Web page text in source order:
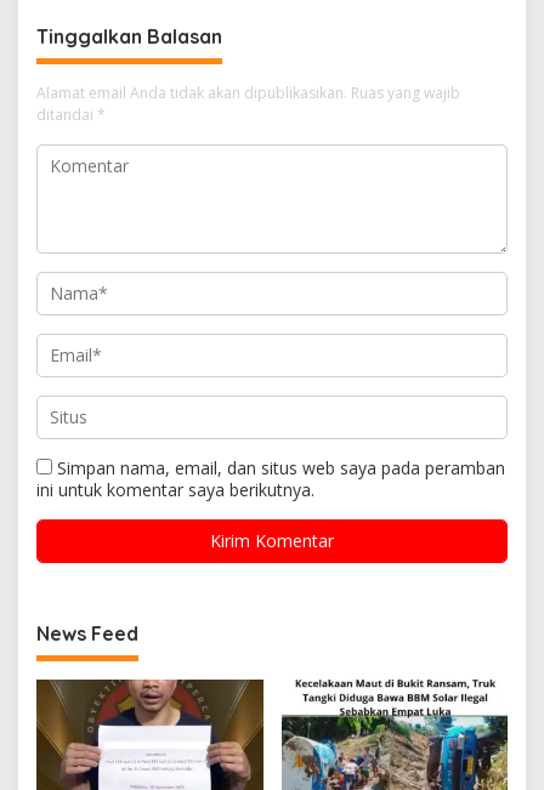
Tinggalkan Balasan
Alamat email Anda tidak akan dipublikasikan. Ruas yang wajib
ditandai *
Simpan nama, email, dan situs web saya pada peramban
ini untuk komentar saya berikutnya.
News Feed